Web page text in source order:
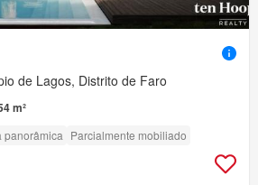
de Lagos, Distrito de Faro
m²
panorâmica Parcialmente mobiliado